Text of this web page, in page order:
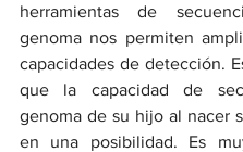
herramientas de
genoma nos permiten
capacidades de detección.
que la capacidad de
genoma de su hijo al nacer
en una posibilidad. Es